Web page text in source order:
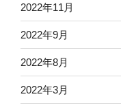
2022年11月
2022年9月
2022年8月
2022年3月